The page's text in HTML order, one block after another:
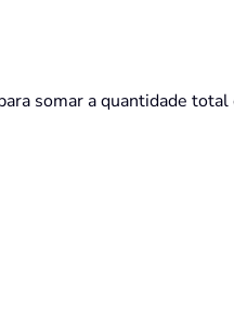
somar a quantidade